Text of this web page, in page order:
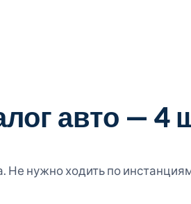
авто — 4
нужно ходить по